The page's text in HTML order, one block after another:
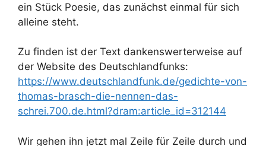
ein Stück Poesie, das zunächst einmal für sich
alleine steht.
Zu finden ist der Text dankenswerterweise auf
der Website des Deutschlandfunks:
https://www.deutschlandfunk.de/gedichte-von-
thomas-brasch-die-nennen-das-
schrei.700.de.html?dram:article_id=312144
Wir gehen ihn jetzt mal Zeile für Zeile durch und